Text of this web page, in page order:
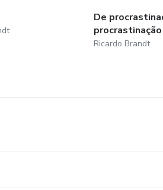
De
procrastinação
Ricardo Brandt